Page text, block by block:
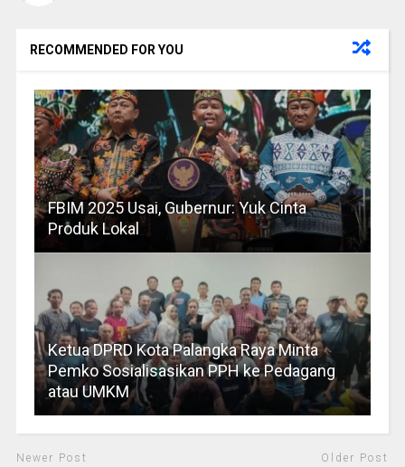
RECOMMENDED FOR YOU
FBIM 2025 Usai, Gubernur: Yuk Cinta
Produk Lokal
Ketua DPRD Kota Palangka Raya Minta
Pemko Sosialisasikan PPH ke Pedagang
atau UMKM
Newer Post Older Post